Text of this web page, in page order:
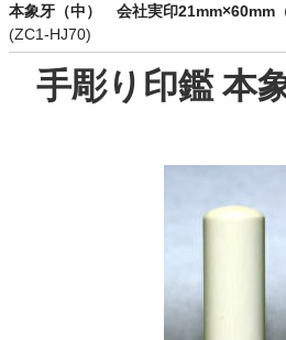
本象牙（中） 会社実印21mm×60mm（
(ZC1-HJ70)
手彫り印鑑 本